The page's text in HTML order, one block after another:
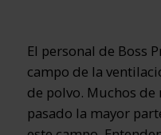
El personal de Boss
campo de la
de polvo. Muchos
pasado la mayor